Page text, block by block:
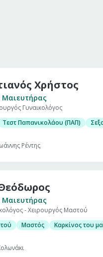
Χρήστος
Μαιευτήρας
Γυναικολόγος
Τεστ Παπανικολάου (ΠΑΠ)
Ρέντης
Μαιευτήρας
- Χειρουργός Μαστού
Μαστός Καρκίνος του